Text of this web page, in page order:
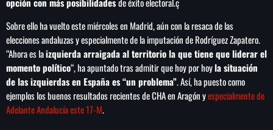
Vinícius Jr renueva con en el Real Madrid
hasta 2032
Sobre ello ha vuelto este miércoles en Madrid, aún con la resaca de las
elecciones andaluzas y especialmente de la imputación de Rodríguez Zapatero.
“Ahora es laizquierda arraigada al territorio la que tiene que liderar el
momento político“, ha apuntado tras admitir que hoy por hoyla situación
de las izquierdas en España es “un problema”. Así, ha puesto como
ejemplos los buenos resultados recientes de CHA en Aragón yespecialmente de
Adelante Andalucía este 17-M.